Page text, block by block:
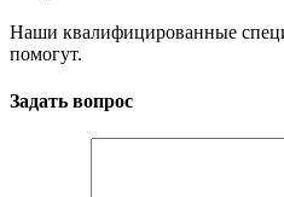
Наши квалифицированные
помогут.
Задать вопрос